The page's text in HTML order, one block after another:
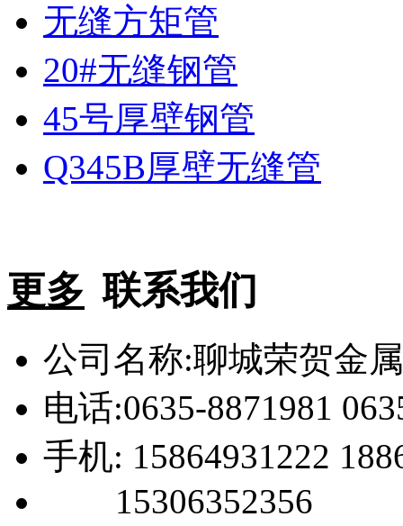
无缝方矩管
20#无缝钢管
45号厚壁钢管
Q345B厚壁无缝管
更多 联系我们
公司名称:聊城荣贺金
电话:0635-8871981
手机: 15864931222
15306352356